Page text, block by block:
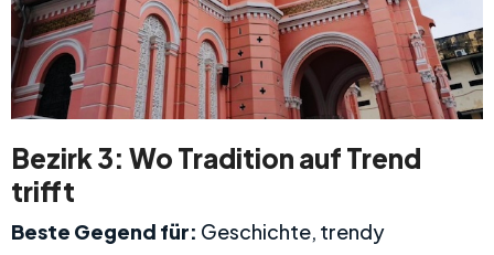
Bezirk 3: Wo Tradition auf Trend
trifft
Beste Gegend für: Geschichte, trendy